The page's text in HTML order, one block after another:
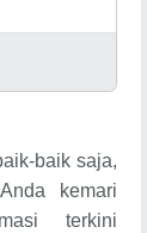
baik saja,
kemari
terkini